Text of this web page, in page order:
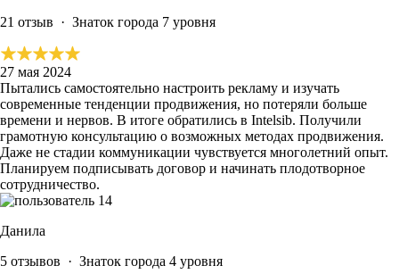
21 отзыв · Знаток города 7 уровня
27 мая 2024
Пытались самостоятельно настроить рекламу и изучать
современные тенденции продвижения, но потеряли больше
времени и нервов. В итоге обратились в Intelsib. Получили
грамотную консультацию о возможных методах продвижения.
Даже не стадии коммуникации чувствуется многолетний опыт.
Планируем подписывать договор и начинать плодотворное
сотрудничество.
Данила
5 отзывов · Знаток города 4 уровня